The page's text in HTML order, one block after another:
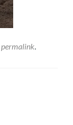
permalink.